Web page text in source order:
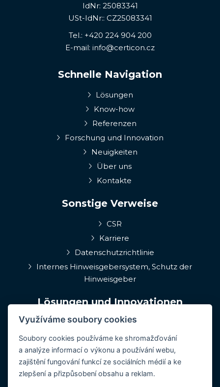
IdNr: 25083341
USt-IdNr:: CZ25083341
Tel.: +420 224 904 200
E-mail: info@certicon.cz
Schnelle Navigation
Lösungen
Know-how
Referenzen
Forschung und Innovation
Neuigkeiten
Über uns
Kontakte
Sonstige Verweise
CSR
Karriere
Datenschutzrichtlinie
Internes Hinweisgebersystem, Schutz der
Hinweisgeber
Lösungen und Innovationen
EPIQA
Q-Rune
4MulcomNG
GDPR portál
Medcare 24/7
Využíváme soubory cookies
Soubory cookies používáme ke shromažďování
a analýze informací o výkonu a používání webu,
zajištění fungování funkcí ze sociálních médií a ke
zlepšení a přizpůsobení obsahu a reklam.